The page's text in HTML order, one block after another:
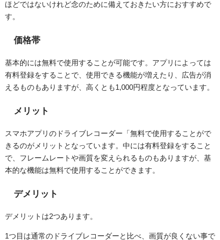
ほどではないけれど念のために備えておきたい方におすすめで
す。
価格帯
基本的には無料で使用することが可能です。アプリによっては
有料登録をすることで、使用できる機能が増えたり、広告が消
えるものもありますが、高くとも1,000円程度となっています。
メリット
スマホアプリのドライブレコーダー「無料で使用することがで
きるのがメリットとなっています。中には有料登録をすること
で、フレームレートや画質を変えられるものもありますが、基
本的な機能は無料で使用することができます。
デメリット
デメリットは2つあります。
1つ目は通常のドライブレコーダーと比べ、画質が良くない事で